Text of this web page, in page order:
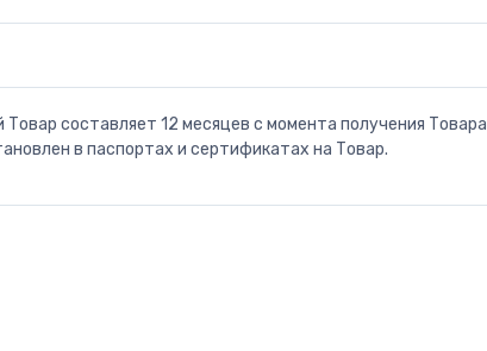
составляет 12 месяцев с момента получения Товара
в паспортах и сертификатах на Товар.